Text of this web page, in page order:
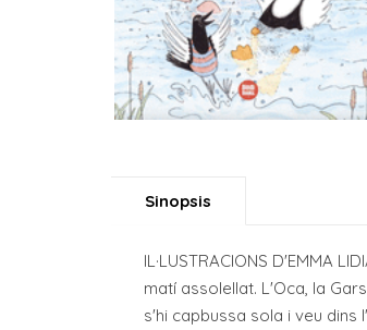
Sinopsis
IL·LUSTRACIONS D'EMMA
matí assolellat. L'Oca, la
s'hi capbussa sola i veu